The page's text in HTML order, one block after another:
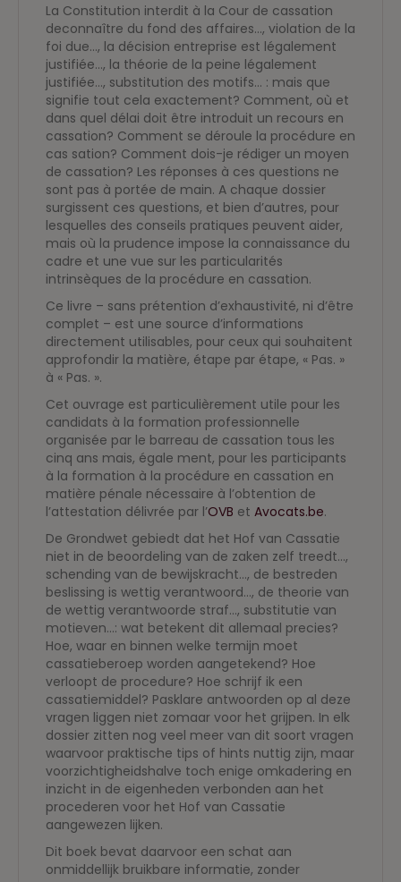
La Constitution interdit à la Cour de cassation
deconnaître du fond des affaires…, violation de la
foi due…, la décision entreprise est légalement
justifiée…, la théorie de la peine légalement
justifiée…, substitution des motifs… : mais que
signifie tout cela exactement? Comment, où et
dans quel délai doit être introduit un recours en
cassation? Comment se déroule la procédure en
cas sation? Comment dois-je rédiger un moyen
de cassation? Les réponses à ces questions ne
sont pas à portée de main. A chaque dossier
surgissent ces questions, et bien d’autres, pour
lesquelles des conseils pratiques peuvent aider,
mais où la prudence impose la connaissance du
cadre et une vue sur les particularités
intrinsèques de la procédure en cassation.
Ce livre – sans prétention d’exhaustivité, ni d’être
complet – est une source d’informations
directement utilisables, pour ceux qui souhaitent
approfondir la matière, étape par étape, « Pas. »
à « Pas. ».
Cet ouvrage est particulièrement utile pour les
candidats à la formation professionnelle
organisée par le barreau de cassation tous les
cinq ans mais, égale ment, pour les participants
à la formation à la procédure en cassation en
matière pénale nécessaire à l’obtention de
l’attestation délivrée par l’OVB et Avocats.be.
De Grondwet gebiedt dat het Hof van Cassatie
niet in de beoordeling van de zaken zelf treedt…,
schending van de bewijskracht…, de bestreden
beslissing is wettig verantwoord…, de theorie van
de wettig verantwoorde straf…, substitutie van
motieven…: wat betekent dit allemaal precies?
Hoe, waar en binnen welke termijn moet
cassatieberoep worden aangetekend? Hoe
verloopt de procedure? Hoe schrijf ik een
cassatiemiddel? Pasklare antwoorden op al deze
vragen liggen niet zomaar voor het grijpen. In elk
dossier zitten nog veel meer van dit soort vragen
waarvoor praktische tips of hints nuttig zijn, maar
voorzichtigheidshalve toch enige omkadering en
inzicht in de eigenheden verbonden aan het
procederen voor het Hof van Cassatie
aangewezen lijken.
Dit boek bevat daarvoor een schat aan
onmiddellijk bruikbare informatie, zonder